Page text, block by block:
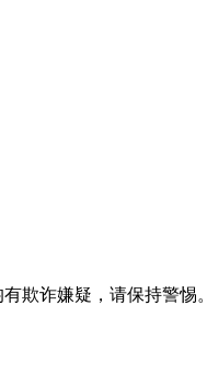
欺诈嫌疑，请保持警惕。